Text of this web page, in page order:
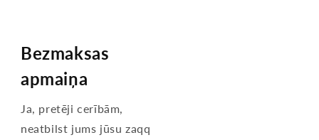
Bezmaksas
apmaiņa
Ja, pretēji cerībām,
neatbilst jums jūsu zaqq